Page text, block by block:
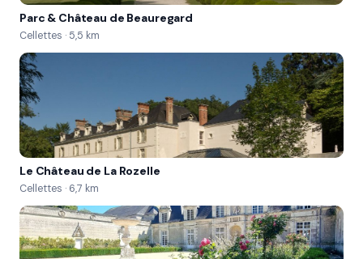
Parc & Château de Beauregard
Cellettes · 5,5 km
Le Château de La Rozelle
Cellettes · 6,7 km